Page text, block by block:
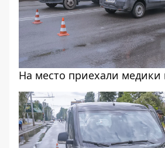
На место приехали